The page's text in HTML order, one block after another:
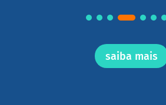
saiba mais